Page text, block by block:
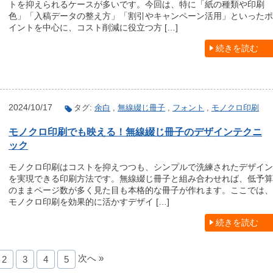
トを抑えられるケースが多いです。今回は、特に「紙の種類や印刷
色」「入稿データの整え方」「割引やキャンペーン活用」といったポ
イントを中心に、コスト削減に役立つ方 […]
続きを読む
2024/10/17 タグ: 余白 , 無線綴じ冊子 , フォント , モノクロ印刷
モノクロ印刷でも映える！無線綴じ冊子のデザインテクニ
ック
モノクロ印刷はコストを抑えつつも、シンプルで洗練されたデザイン
を実現できる印刷方法です。無線綴じ冊子と組み合わせれば、低予算
のままページ数が多く見た目も本格的な冊子が作れます。ここでは、
モノクロ印刷を効果的に活かすデザイ […]
続きを読む
2 3 4 5 次へ »